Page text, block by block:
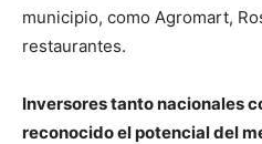
municipio, como Agromart,
restaurantes.
Inversores tanto nacionales
reconocido el potencial del